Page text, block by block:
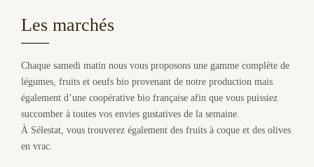
Les marchés
Chaque samedi matin nous vous proposons une gamme complète de
légumes, fruits et oeufs bio provenant de notre production mais
également d’une coopérative bio française afin que vous puissiez
succomber à toutes vos envies gustatives de la semaine.
À Sélestat, vous trouverez également des fruits à coque et des olives
en vrac.